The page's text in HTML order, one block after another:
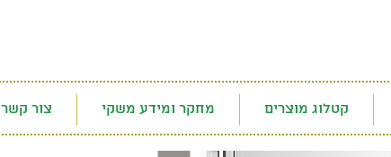
צור קשר מחקר ומידע משקי קטלוג מוצרים